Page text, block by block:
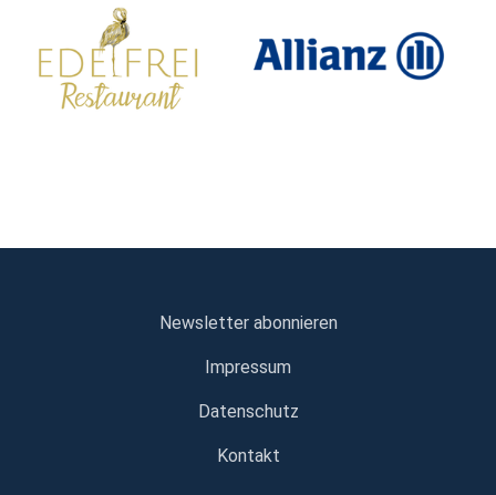
Newsletter abonnieren
Impressum
Datenschutz
Kontakt